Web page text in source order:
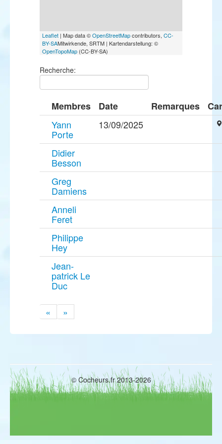
Leaflet | Map data ©OpenStreetMapcontributors, CC-
BY-SAMitwirkende, SRTM | Kartendarstellung: ©
OpenTopoMap (CC-BY-SA)
Recherche:
Membres Date Remarques
Yann
Porte
13/09/2025
Didier
Besson
Greg
Damiens
Anneli
Feret
Philippe
Hey
Jean-
patrick Le
Duc
« »
© Cocheurs.fr 2013-2026